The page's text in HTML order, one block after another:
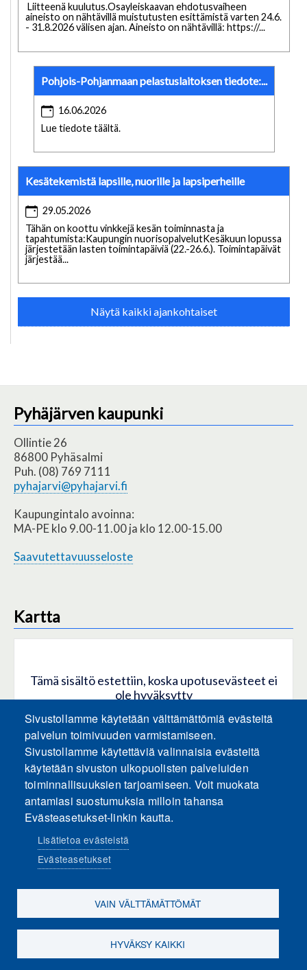
Liitteenä kuulutus.Osayleiskaavan ehdotusvaiheen
aineisto on nähtävillä muistutusten esittämistä varten 24.6.
- 31.8.2026 välisen ajan. Aineisto on nähtävillä: https://...
Pohjois-Pohjanmaan pelastuslaitoksen tiedote:...
16.06.2026
Lue tiedote täältä.
Kesätekemistä lapsille, nuorille ja lapsiperheille
29.05.2026
Tähän on koottu vinkkejä kesän toiminnasta ja
tapahtumista:Kaupungin nuorisopalvelutKesäkuun lopussa
järjestetään lasten toimintapäiviä (22.-26.6.). Toimintapäivät
järjestää...
Näytä kaikki ajankohtaiset
Pyhäjärven kaupunki
Ollintie 26
86800 Pyhäsalmi
Puh. (08) 769 7111
pyhajarvi@pyhajarvi.fi
Kaupungintalo avoinna:
MA-PE klo 9.00-11.00 ja klo 12.00-15.00
Saavutettavuusseloste
Kartta
Tämä sisältö estettiin, koska upotusevästeet ei
ole hyväksytty
HYVÄKSY KAIKKI EVÄSTEET
Hyväksy vain upotusevästeet
Sosiaalinen media
Evästeasetukset
Sivustollamme käytetään välttämättömiä evästeitä
palvelun toimivuuden varmistamiseen.
Sivustollamme käytettäviä valinnaisia evästeitä
käytetään sivuston ulkopuolisten palveluiden
toiminnallisuuksien tarjoamiseen. Voit muokata
antamiasi suostumuksia milloin tahansa
Evästeasetukset-linkin kautta.
Lisätietoa evästeistä
Evästeasetukset
VAIN VÄLTTÄMÄTTÖMÄT
HYVÄKSY KAIKKI